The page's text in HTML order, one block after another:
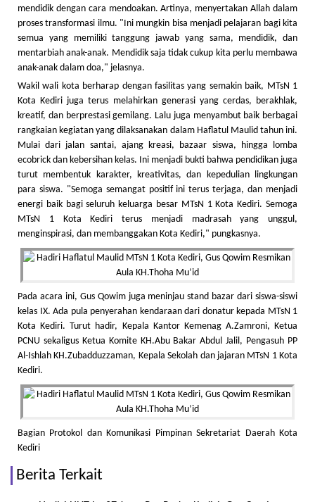
mendidik dengan cara mendoakan. Artinya, menyertakan Allah dalam
proses transformasi ilmu. "Ini mungkin bisa menjadi pelajaran bagi kita
semua yang memiliki tanggung jawab yang sama, mendidik, dan
mentarbiah anak-anak. Mendidik saja tidak cukup kita perlu membawa
anak-anak dalam doa," jelasnya.
Wakil wali kota berharap dengan fasilitas yang semakin baik, MTsN 1
Kota Kediri juga terus melahirkan generasi yang cerdas, berakhlak,
kreatif, dan berprestasi gemilang. Lalu juga menyambut baik berbagai
rangkaian kegiatan yang dilaksanakan dalam Haflatul Maulid tahun ini.
Mulai dari jalan santai, ajang kreasi, bazaar siswa, hingga lomba
ecobrick dan kebersihan kelas. Ini menjadi bukti bahwa pendidikan juga
turut membentuk karakter, kreativitas, dan kepedulian lingkungan
para siswa. "Semoga semangat positif ini terus terjaga, dan menjadi
energi baik bagi seluruh keluarga besar MTsN 1 Kota Kediri. Semoga
MTsN 1 Kota Kediri terus menjadi madrasah yang unggul,
menginspirasi, dan membanggakan Kota Kediri," pungkasnya.
Pada acara ini, Gus Qowim juga meninjau stand bazar dari siswa-siswi
kelas IX. Ada pula penyerahan kendaraan dari donatur kepada MTsN 1
Kota Kediri. Turut hadir, Kepala Kantor Kemenag A.Zamroni, Ketua
PCNU sekaligus Ketua Komite KH.Abu Bakar Abdul Jalil, Pengasuh PP
Al-Ishlah KH.Zubadduzzaman, Kepala Sekolah dan jajaran MTsN 1 Kota
Kediri.
Bagian Protokol dan Komunikasi Pimpinan Sekretariat Daerah Kota
Kediri
Berita Terkait